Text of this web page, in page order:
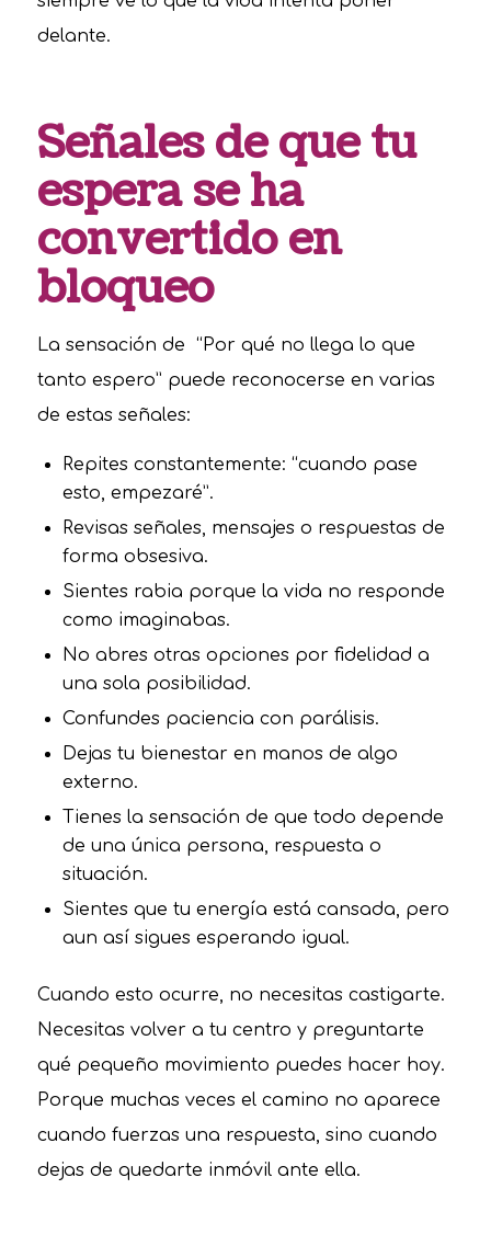
delante.
Señales de que tu
espera se ha
convertido en
bloqueo
La sensación de “Por qué no llega lo que
tanto espero” puede reconocerse en varias
de estas señales:
Repites constantemente: “cuando pase
esto, empezaré”.
Revisas señales, mensajes o respuestas de
forma obsesiva.
Sientes rabia porque la vida no responde
como imaginabas.
No abres otras opciones por fidelidad a
una sola posibilidad.
Confundes paciencia con parálisis.
Dejas tu bienestar en manos de algo
externo.
Tienes la sensación de que todo depende
de una única persona, respuesta o
situación.
Sientes que tu energía está cansada, pero
aun así sigues esperando igual.
Cuando esto ocurre, no necesitas castigarte.
Necesitas volver a tu centro y preguntarte
qué pequeño movimiento puedes hacer hoy.
Porque muchas veces el camino no aparece
cuando fuerzas una respuesta, sino cuando
dejas de quedarte inmóvil ante ella.